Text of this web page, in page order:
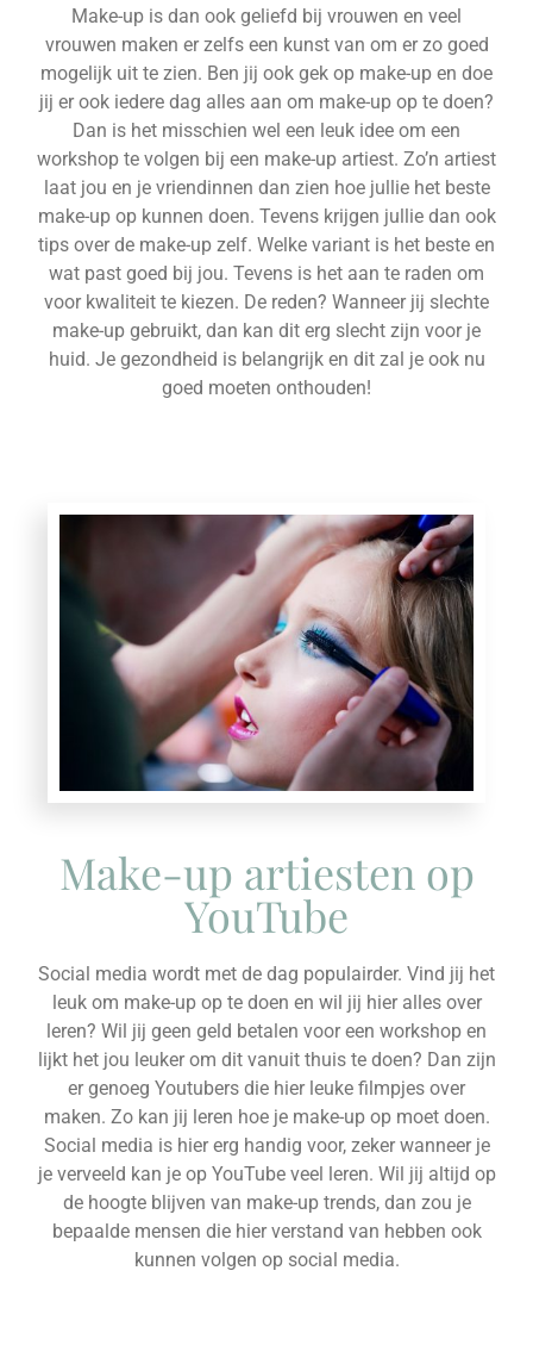
Make-up is dan ook geliefd bij vrouwen en veel
vrouwen maken er zelfs een kunst van om er zo goed
mogelijk uit te zien. Ben jij ook gek op make-up en doe
jij er ook iedere dag alles aan om make-up op te doen?
Dan is het misschien wel een leuk idee om een
workshop te volgen bij een make-up artiest. Zo’n artiest
laat jou en je vriendinnen dan zien hoe jullie het beste
make-up op kunnen doen. Tevens krijgen jullie dan ook
tips over de make-up zelf. Welke variant is het beste en
wat past goed bij jou. Tevens is het aan te raden om
voor kwaliteit te kiezen. De reden? Wanneer jij slechte
make-up gebruikt, dan kan dit erg slecht zijn voor je
huid. Je gezondheid is belangrijk en dit zal je ook nu
goed moeten onthouden!
Make-up artiesten op
YouTube
Social media wordt met de dag populairder. Vind jij het
leuk om make-up op te doen en wil jij hier alles over
leren? Wil jij geen geld betalen voor een workshop en
lijkt het jou leuker om dit vanuit thuis te doen? Dan zijn
er genoeg Youtubers die hier leuke filmpjes over
maken. Zo kan jij leren hoe je make-up op moet doen.
Social media is hier erg handig voor, zeker wanneer je
je verveeld kan je op YouTube veel leren. Wil jij altijd op
de hoogte blijven van make-up trends, dan zou je
bepaalde mensen die hier verstand van hebben ook
kunnen volgen op social media.